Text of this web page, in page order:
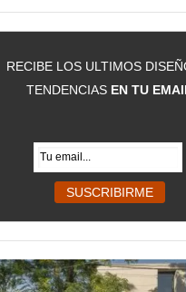
RECIBE LOS ULTIMOS
TENDENCIAS EN TU